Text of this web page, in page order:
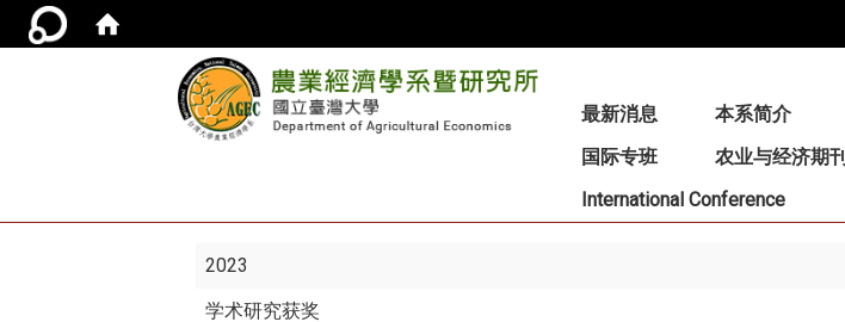
最新消息 本系简介
国际专班
农业与经济期刊
International Conference
2023
学术研究获奖